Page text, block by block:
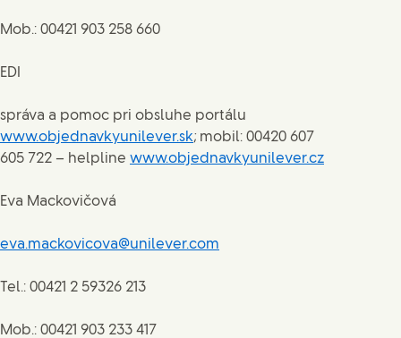
Mob.: 00421 903 258 660
EDI
správa a pomoc pri obsluhe portálu
www.objednavkyunilever.sk; mobil: 00420 607
605 722 – helpline www.objednavkyunilever.cz
Eva Mackovičová
eva.mackovicova@unilever.com
Tel.: 00421 2 59326 213
Mob.: 00421 903 233 417